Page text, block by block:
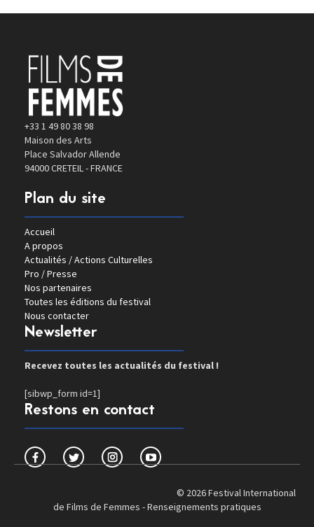
+33 1 49 80 38 98
Maison des Arts
Place Salvador Allende
94000 CRETEIL - FRANCE
Plan du site
Accueil
A propos
Actualités / Actions Culturelles
Pro / Presse
Nos partenaires
Toutes les éditions du festival
Nous contacter
Newsletter
Recevez toutes les actualités du festival !
[sibwp_form id=1]
Restons en contact
© 2026 Festival International
de Films de Femmes -Renseignements pratiques